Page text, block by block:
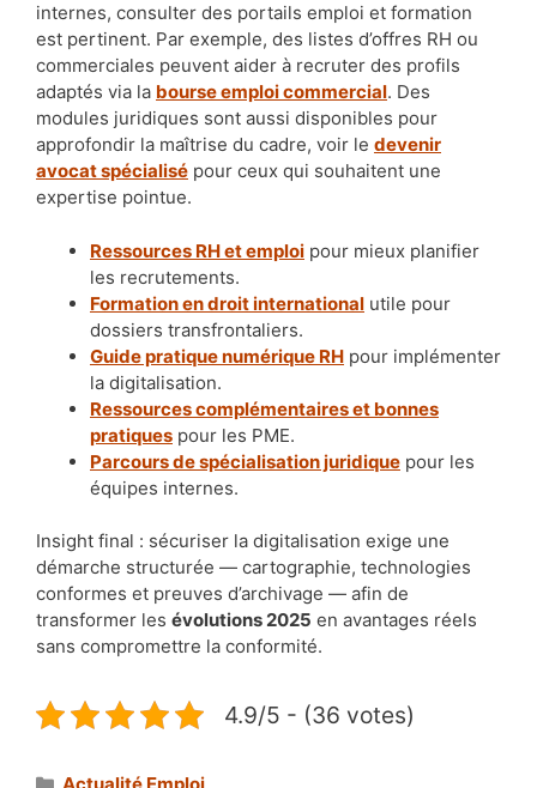
internes, consulter des portails emploi et formation
est pertinent. Par exemple, des listes d’offres RH ou
commerciales peuvent aider à recruter des profils
adaptés via la bourse emploi commercial. Des
modules juridiques sont aussi disponibles pour
approfondir la maîtrise du cadre, voir le devenir
avocat spécialisé pour ceux qui souhaitent une
expertise pointue.
Ressources RH et emploi pour mieux planifier
les recrutements.
Formation en droit international utile pour
dossiers transfrontaliers.
Guide pratique numérique RH pour implémenter
la digitalisation.
Ressources complémentaires et bonnes
pratiques pour les PME.
Parcours de spécialisation juridique pour les
équipes internes.
Insight final : sécuriser la digitalisation exige une
démarche structurée — cartographie, technologies
conformes et preuves d’archivage — afin de
transformer les évolutions 2025 en avantages réels
sans compromettre la conformité.
4.9/5 - (36 votes)
Catégories